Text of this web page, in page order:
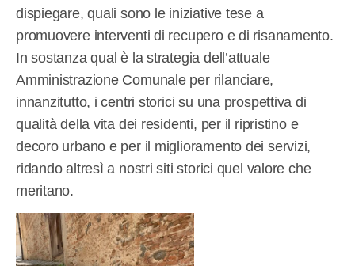
dispiegare, quali sono le iniziative tese a
promuovere interventi di recupero e di risanamento.
In sostanza qual è la strategia dell’attuale
Amministrazione Comunale per rilanciare,
innanzitutto, i centri storici su una prospettiva di
qualità della vita dei residenti, per il ripristino e
decoro urbano e per il miglioramento dei servizi,
ridando altresì a nostri siti storici quel valore che
meritano.